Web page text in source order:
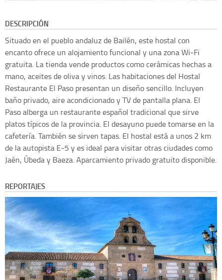
DESCRIPCIÓN
Situado en el pueblo andaluz de Bailén, este hostal con
encanto ofrece un alojamiento funcional y una zona Wi-Fi
gratuita. La tienda vende productos como cerámicas hechas a
mano, aceites de oliva y vinos. Las habitaciones del Hostal
Restaurante El Paso presentan un diseño sencillo. Incluyen
baño privado, aire acondicionado y TV de pantalla plana. El
Paso alberga un restaurante español tradicional que sirve
platos típicos de la provincia. El desayuno puede tomarse en la
cafetería. También se sirven tapas. El hostal está a unos 2 km
de la autopista E-5 y es ideal para visitar otras ciudades como
Jaén, Úbeda y Baeza. Aparcamiento privado gratuito disponible.
REPORTAJES